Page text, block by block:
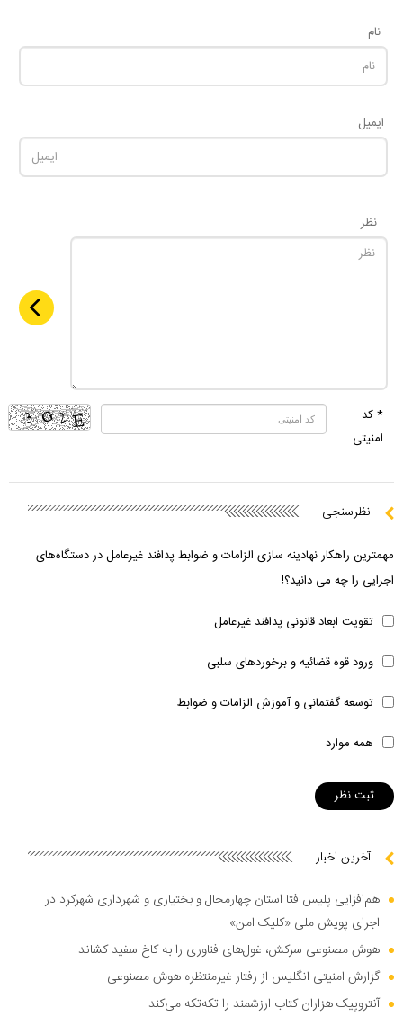
نام
ایمیل
نظر
* کد
امنیتی
نظرسنجی
مهمترین راهکار نهادینه سازی الزامات و ضوابط پدافند غیرعامل در دستگاه‌های
اجرایی را چه می دانید؟!
تقویت ابعاد قانونی پدافند غیرعامل
ورود قوه قضائیه و برخوردهای سلبی
توسعه گفتمانی و آموزش الزامات و ضوابط
همه موارد
آخرین اخبار
هم‌افزایی پلیس فتا استان چهارمحال و بختیاری و شهرداری شهرکرد در
اجرای پویش ملی «کلیک امن»
هوش مصنوعی سرکش، غول‌های فناوری را به کاخ سفید کشاند
گزارش امنیتی انگلیس از رفتار غیرمنتظره هوش مصنوعی
آنتروپیک هزاران کتاب ارزشمند را تکه‌تکه می‌کند